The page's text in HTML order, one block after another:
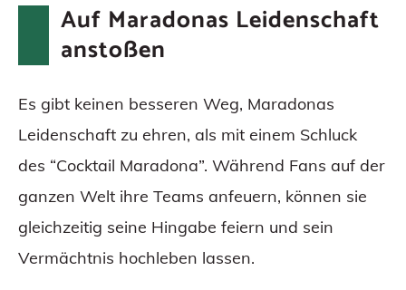
Auf Maradonas Leidenschaft
anstoßen
Es gibt keinen besseren Weg, Maradonas
Leidenschaft zu ehren, als mit einem Schluck
des “Cocktail Maradona”. Während Fans auf der
ganzen Welt ihre Teams anfeuern, können sie
gleichzeitig seine Hingabe feiern und sein
Vermächtnis hochleben lassen.